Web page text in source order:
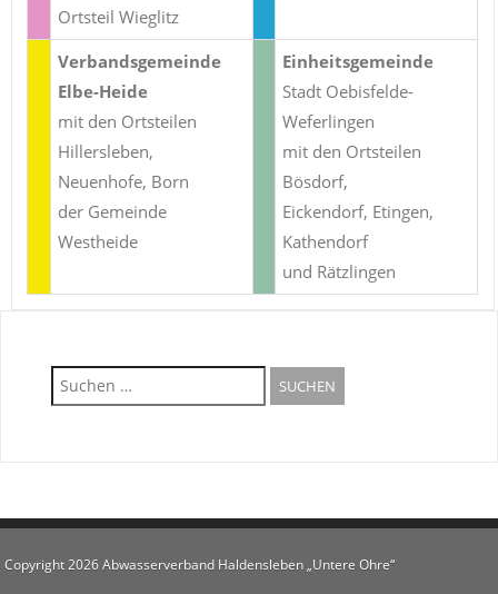
Ortsteil Wieglitz
Verbandsgemeinde
Elbe-Heide
mit den Ortsteilen
Hillersleben,
Neuenhofe, Born
der Gemeinde
Westheide
Einheitsgemeinde
Stadt Oebisfelde-
Weferlingen
mit den Ortsteilen
Bösdorf,
Eickendorf, Etingen,
Kathendorf
und Rätzlingen
Suche
nach:
Copyright 2026 Abwasserverband Haldensleben „Untere Ohre“